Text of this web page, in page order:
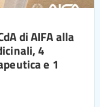
di AIFA alla
4
e 1